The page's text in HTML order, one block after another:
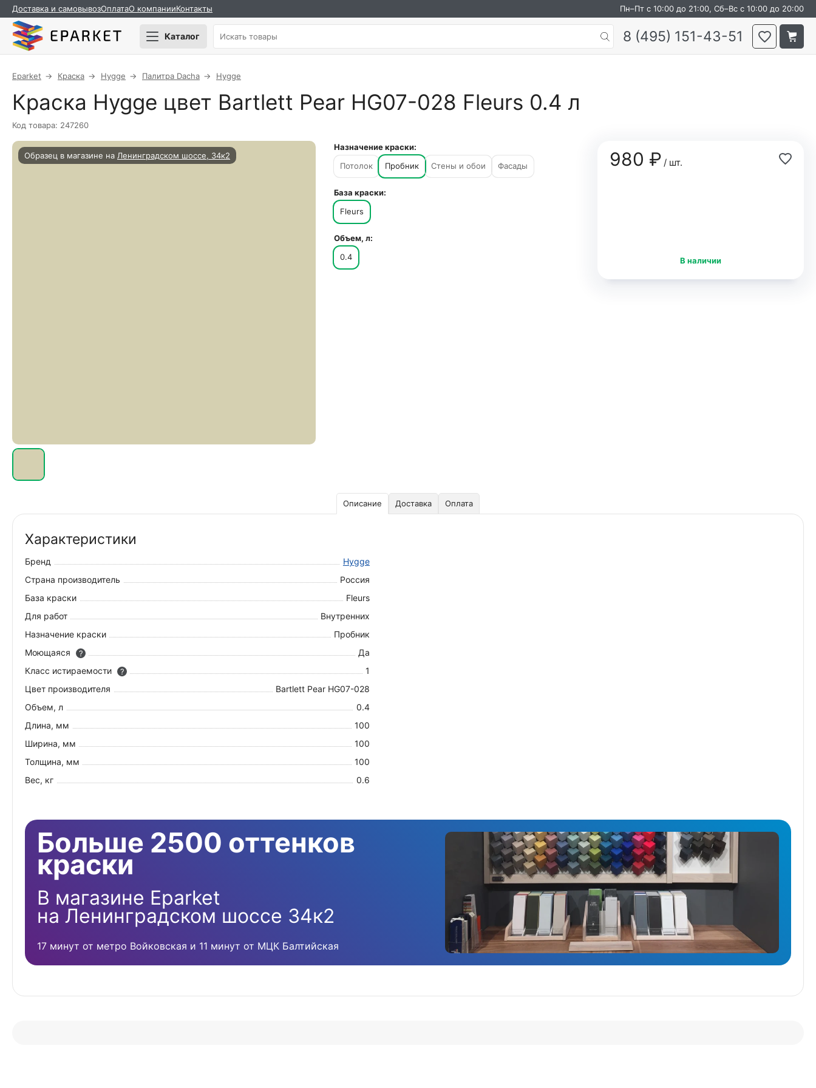
Доставка и самовывозОплатаО компанииКонтакты Пн–Пт с 10:00 до 21:00, Сб–Вс с 10:00 до 20:00
Каталог 8 (495) 151-43-51
Eparket Краска Hygge Палитра Dacha Hygge
Краска Hygge цвет Bartlett Pear HG07-028 Fleurs 0.4 л
Код товара: 247260
Образец в магазине на Ленинградском шоссе, 34к2 980 ₽/ шт.
В наличии
Назначение краски:
Потолок
Пробник Стены и обои Фасады
База краски:
Fleurs
Объем, л:
0.4
Описание Доставка Оплата
Характеристики
Бренд
Hygge
Страна производитель
Россия
База краски
Fleurs
Для работ
Внутренних
Назначение краски
Пробник
Моющаяся
?
Да
Класс истираемости
?
1
Цвет производителя
Bartlett Pear HG07-028
Объем, л
0.4
Длина, мм
100
Ширина, мм
100
Толщина, мм
100
Вес, кг
0.6
Больше 2500 оттенков
краски
В магазине Eparket
на Ленинградском шоссе 34к2
17 минут от метро Войковская и 11 минут от МЦК Балтийская